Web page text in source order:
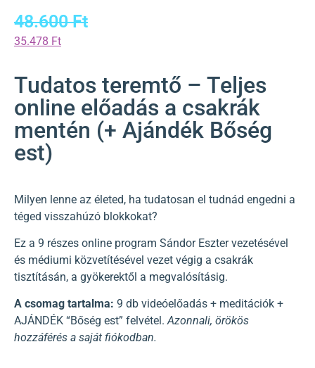
48.600Ft
35.478 Ft
Tudatos teremtő – Teljes
online előadás a csakrák
mentén (+ Ajándék Bőség
est)
Milyen lenne az életed, ha tudatosan el tudnád engedni a
téged visszahúzó blokkokat?
Ez a 9 részes online program Sándor Eszter vezetésével
és médiumi közvetítésével vezet végig a csakrák
tisztításán, a gyökerektől a megvalósításig.
A csomag tartalma: 9 db videóelőadás + meditációk +
AJÁNDÉK “Bőség est” felvétel.Azonnali, örökös
hozzáférés a saját fiókodban.